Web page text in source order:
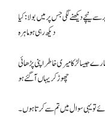
نیچے دیکھنے لگی جس پر میں بولا: کیا
دیکھ رہی ہو ماہرہ
جیسا لڑکا میری خاطر اپنی پڑھائی
چھوڑ کر یہاں آگئے ہو
تو یہی سوال میں تم سے کرتا ہوں۔